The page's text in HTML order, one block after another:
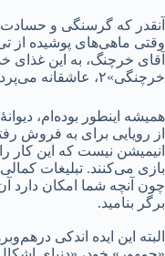
آنقدر که گرسنگی و
وقتی ماهی‌های پوشیده از
آقای خرچنگ، به این غذای
خرچنگی»۲، عاشقانه می‌پرداختند.
همیشه اینطور بوده‌ام،
از رویایی برای به‌ فروش
انیمیشن نیست که این کار
بازی می‌کنند. تبلیغات
چون آنچه شما امکان دارد
برگر بنامید.
البته این ایده اندکی